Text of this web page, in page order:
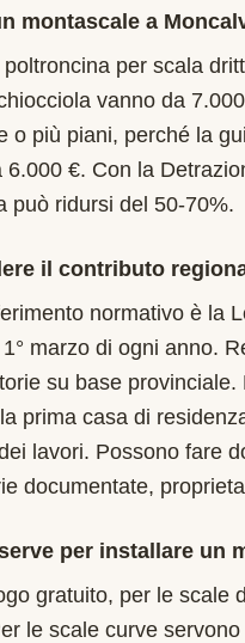
montascale a
per scala
vanno da
o più piani, perché la
6.000 €. Con la
può ridursi del 50-70%.
il contributo
normativo è la
marzo di ogni anno.
su base
prima casa di
lavori. Possono fare
documentate,
per installare un
gratuito, per le scale
le scale curve